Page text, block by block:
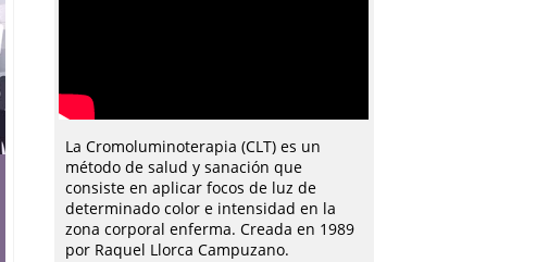
La Cromoluminoterapia (CLT) es un
método de salud y sanación que
consiste en aplicar focos de luz de
determinado color e intensidad en la
zona corporal enferma. Creada en 1989
por Raquel Llorca Campuzano.